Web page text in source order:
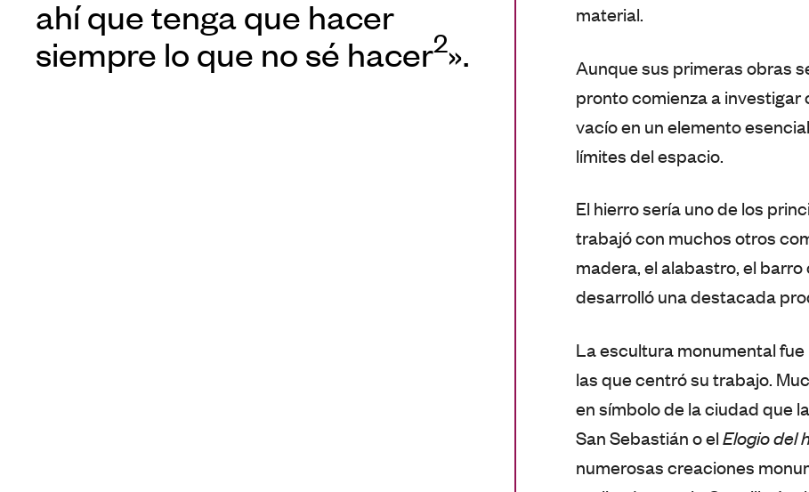
ahí que tenga que hacer
siempre lo que no sé hacer2».
material.
Aunque sus primeras obras
pronto comienza a
vacío en un elemento
límites del espacio.
El hierro sería uno de los
trabajó con muchos otros
madera, el alabastro, el
desarrolló una destacada
La escultura monumental
las que centró su trabajo.
en símbolo de la ciudad que
San Sebastián o elElogio del
numerosas creaciones